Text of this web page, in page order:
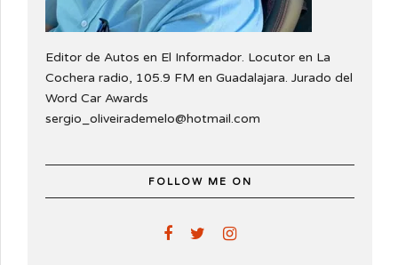
Editor de Autos en El Informador. Locutor en La
Cochera radio, 105.9 FM en Guadalajara. Jurado del
Word Car Awards
sergio_oliveirademelo@hotmail.com
FOLLOW ME ON